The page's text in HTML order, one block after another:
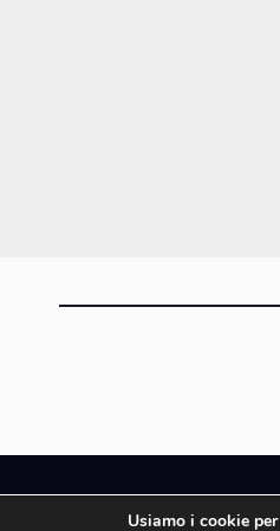
Usiamo i cookie